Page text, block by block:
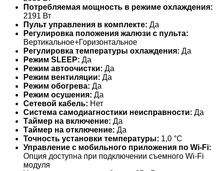
Потребляемая мощность в режиме охлаждения:
2191 Вт
Пульт управления в комплекте: Да
Регулировка положения жалюзи с пульта:
Вертикальное+Горизонтальное
Регулировка температуры охлаждения: Да
Режим SLEEP: Да
Режим автоочистки: Да
Режим вентиляции: Да
Режим обогрева: Да
Режим осушения: Да
Сетевой кабель: Нет
Система самодиагностики неисправности: Да
Таймер на включение: Да
Таймер на отключение: Да
Точность установки температуры: 1,0 °С
Управление c мобильного приложения по Wi-Fi:
Опция доступна при подключении съемного Wi-Fi
модуля